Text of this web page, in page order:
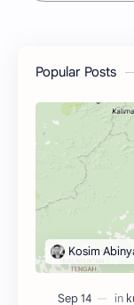
Popular Posts